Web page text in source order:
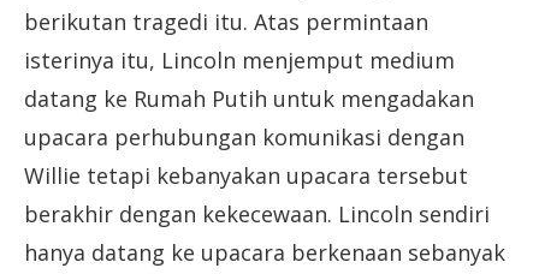
berikutan tragedi itu. Atas permintaan
isterinya itu, Lincoln menjemput medium
datang ke Rumah Putih untuk mengadakan
upacara perhubungan komunikasi dengan
Willie tetapi kebanyakan upacara tersebut
berakhir dengan kekecewaan. Lincoln sendiri
hanya datang ke upacara berkenaan sebanyak